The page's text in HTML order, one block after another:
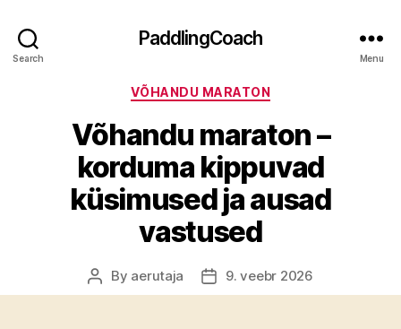
Search
PaddlingCoach
Menu
Categories
VÕHANDU MARATON
Võhandu maraton –
korduma kippuvad
küsimused ja ausad
vastused
Post
author
By aerutaja
Post
date
9. veebr 2026